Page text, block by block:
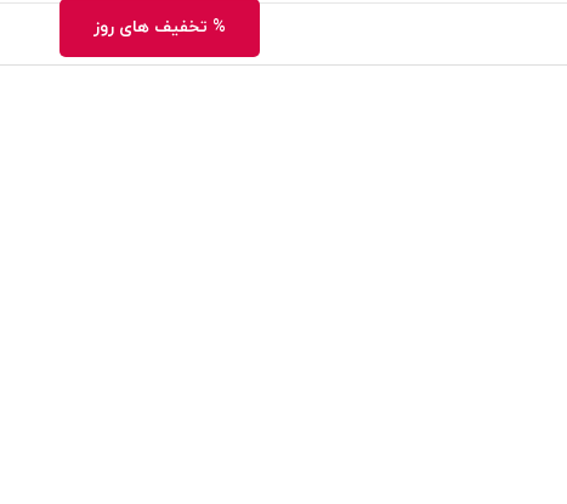
% تخفیف های روز